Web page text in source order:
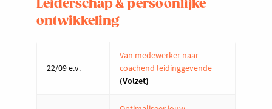
Leiderschap & persoonlijke
ontwikkeling
22/09 e.v.
Van medewerker naar
coachend leidinggevende
(Volzet)